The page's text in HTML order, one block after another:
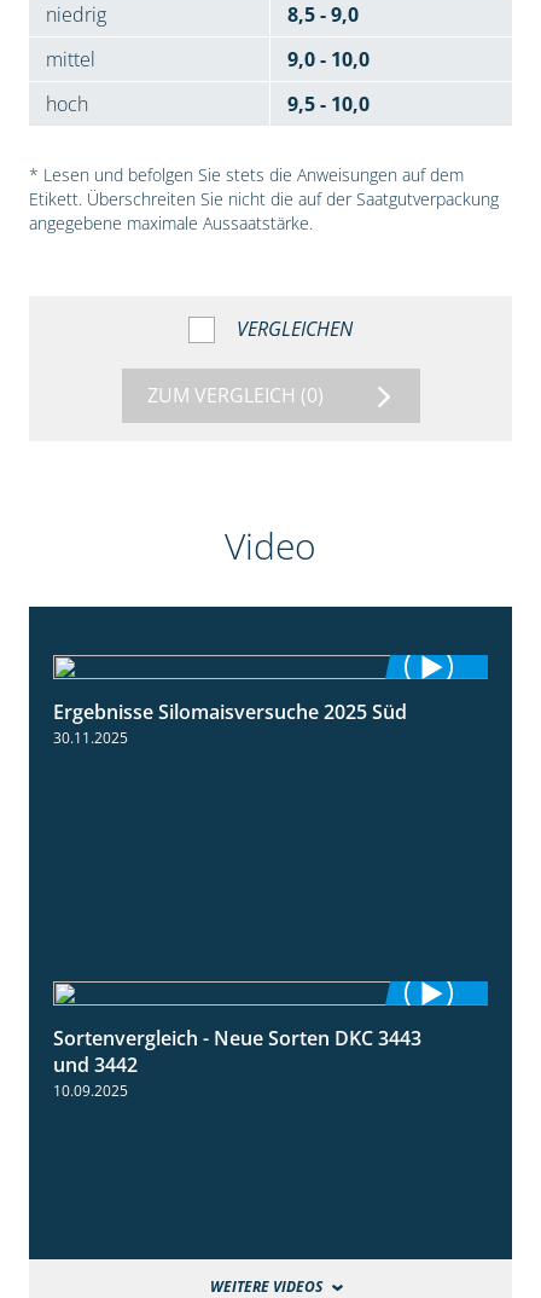
niedrig
8,5 - 9,0
mittel
9,0 - 10,0
hoch
9,5 - 10,0
* Lesen und befolgen Sie stets die Anweisungen auf dem
Etikett. Überschreiten Sie nicht die auf der Saatgutverpackung
angegebene maximale Aussaatstärke.
VERGLEICHEN
ZUM VERGLEICH (0)
Video
Ergebnisse Silomaisversuche 2025 Süd
30.11.2025
1:59
Sortenvergleich - Neue Sorten DKC 3443
und 3442
10.09.2025
WEITERE VIDEOS